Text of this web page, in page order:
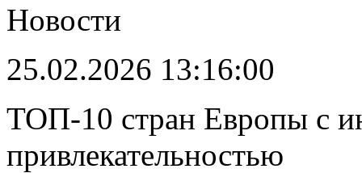
Новости
25.02.2026 13:16:00
ТОП-10 стран Европы с
привлекательностью